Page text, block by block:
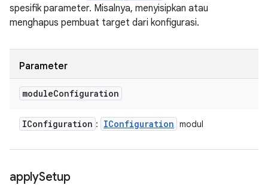
spesifik parameter. Misalnya, menyisipkan atau
menghapus pembuat target dari konfigurasi.
Parameter
moduleConfiguration
IConfiguration : IConfiguration modul
applySetup